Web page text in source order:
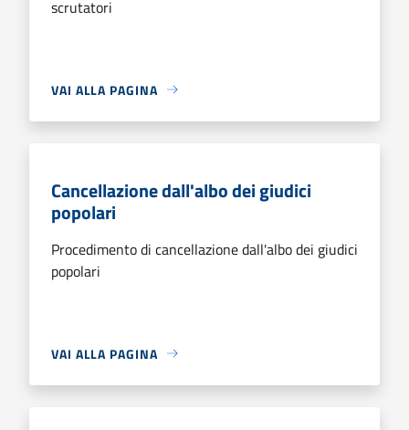
scrutatori
VAI ALLA PAGINA
Cancellazione dall'albo dei giudici
popolari
Procedimento di cancellazione dall'albo dei giudici
popolari
VAI ALLA PAGINA